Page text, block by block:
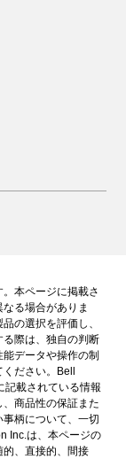
本ページに掲載さ
る場合がありま
の選択を評価し、
際は、独自の判断
データや操作の制
ださい。Bell
記載されている情報
商品性の保証また
柄について、一切
Inc.は、本ページの
、直接的、間接